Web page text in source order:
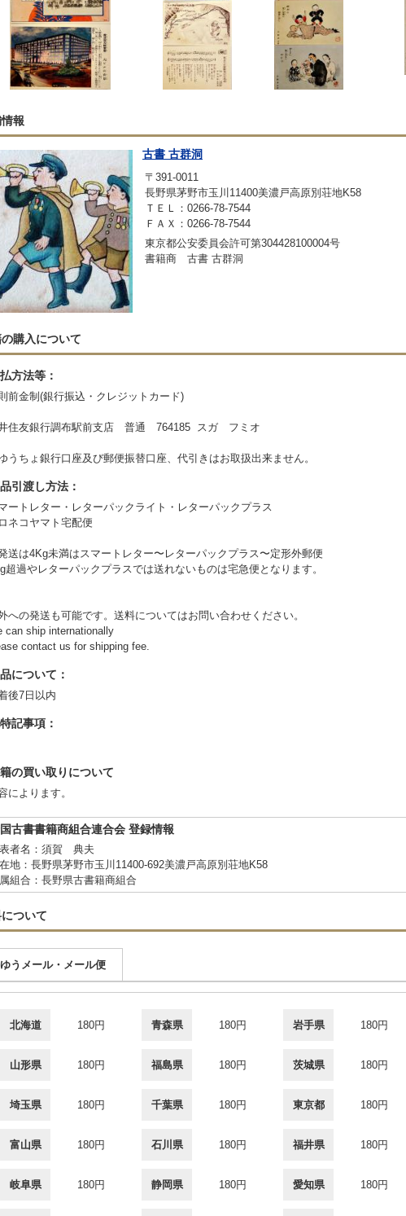
報
古書 古群洞
〒391-0011
長野県茅野市玉川11400美濃戸高原別荘地K58
ＴＥＬ：0266-78-7544
ＦＡＸ：0266-78-7544
東京都公安委員会許可第304428100004号
書籍商 古書 古群洞
購入について
方法等：
前金制(銀行振込・クレジットカード)
住友銀行調布駅前支店 普通 764185 スガ フミオ
うちょ銀行口座及び郵便振替口座、代引きはお取扱出来ません。
引渡し方法：
ートレター・レターパックライト・レターパックプラス
ネコヤマト宅配便
送は4Kg未満はスマートレター〜レターパックプラス〜定形外郵便
超過やレターパックプラスでは送れないものは宅急便となります。
への発送も可能です。送料についてはお問い合わせください。
can ship internationally
contact us for shipping fee.
について：
後7日以内
記事項：
の買い取りについて
によります。
古書書籍商組合連合会 登録情報
者名：須賀 典夫
地：長野県茅野市玉川11400-692美濃戸高原別荘地K58
組合：長野県古書籍商組合
ついて
ゆうメール・メール便
北海道 180円 青森県 180円 岩手県 180円
山形県 180円 福島県 180円 茨城県 180円
埼玉県 180円 千葉県 180円 東京都 180円
富山県 180円 石川県 180円 福井県 180円
岐阜県 180円 静岡県 180円 愛知県 180円